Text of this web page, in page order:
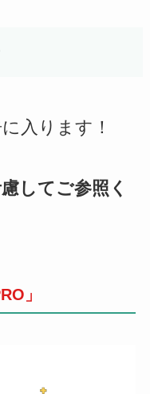
入ります！
してご参照く
」